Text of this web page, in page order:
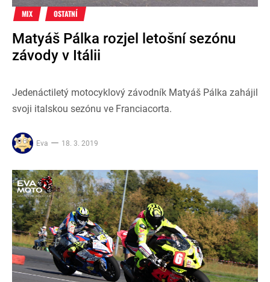
MIX OSTATNÍ
Matyáš Pálka rozjel letošní sezónu
závody v Itálii
Jedenáctiletý motocyklový závodník Matyáš Pálka zahájil
svoji italskou sezónu ve Franciacorta.
Eva 18. 3. 2019